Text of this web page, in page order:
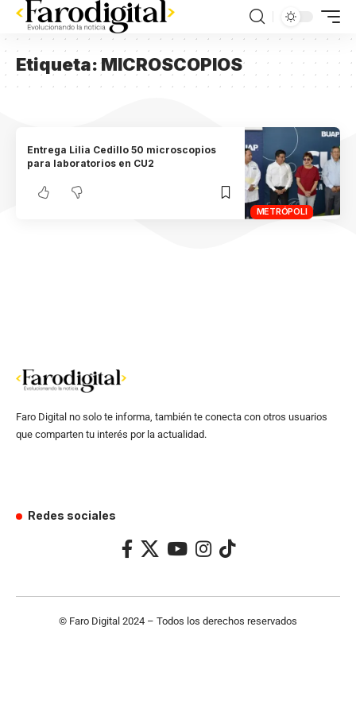
Etiqueta:MICROSCOPIOS
METRÓPOLI
Entrega Lilia Cedillo 50 microscopios
para laboratorios en CU2
Faro Digital no solo te informa, también te conecta con otros usuarios
que comparten tu interés por la actualidad.
Redes sociales
© Faro Digital 2024 – Todos los derechos reservados